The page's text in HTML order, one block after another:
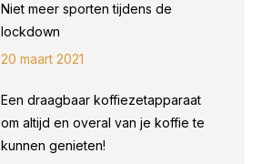
Niet meer sporten tijdens de
lockdown
20 maart 2021
Een draagbaar koffiezetapparaat
om altijd en overal van je koffie te
kunnen genieten!